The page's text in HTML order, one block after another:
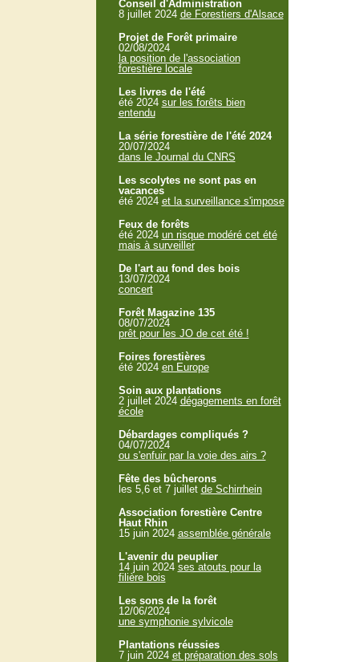
Conseil d'Administration
8 juillet 2024 de Forestiers d'Alsace
Projet de Forêt primaire
02/08/2024
la position de l'association
forestière locale
Les livres de l'été
été 2024 sur les forêts bien
entendu
La série forestière de l'été 2024
20/07/2024
dans le Journal du CNRS
Les scolytes ne sont pas en
vacances
été 2024 et la surveillance s'impose
Feux de forêts
été 2024 un risque modéré cet été
mais à surveiller
De l'art au fond des bois
13/07/2024
concert
Forêt Magazine 135
08/07/2024
prêt pour les JO de cet été !
Foires forestières
été 2024 en Europe
Soin aux plantations
2 juillet 2024 dégagements en forêt
école
Débardages compliqués ?
04/07/2024
ou s'enfuir par la voie des airs ?
Fête des bûcherons
les 5,6 et 7 juillet de Schirrhein
Association forestière Centre
Haut Rhin
15 juin 2024 assemblée générale
L'avenir du peuplier
14 juin 2024 ses atouts pour la
filière bois
Les sons de la forêt
12/06/2024
une symphonie sylvicole
Plantations réussies
7 juin 2024 et préparation des sols